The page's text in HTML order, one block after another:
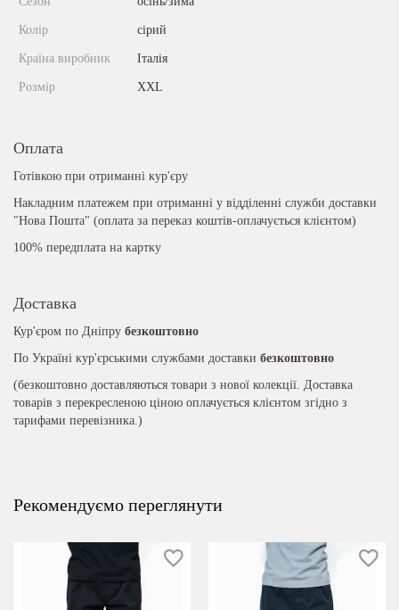
Колір сірий
Країна виробник Італія
Розмір XXL
Оплата
Готівкою при отриманні кур'єру
Накладним платежем при отриманні у відділенні служби доставки
"Нова Пошта" (оплата за переказ коштів-оплачується клієнтом)
100% передплата на картку
Доставка
Кур'єром по Дніпру безкоштовно
По Україні кур'єрськими службами доставки безкоштовно
(безкоштовно доставляються товари з нової колекції. Доставка
товарів з перекресленою ціною оплачується клієнтом згідно з
тарифами перевізника.)
Рекомендуємо переглянути